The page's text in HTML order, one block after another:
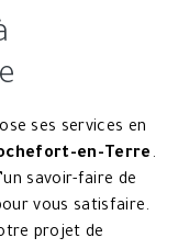
ses services en
en-Terre .
savoir-faire de
vous satisfaire.
projet de